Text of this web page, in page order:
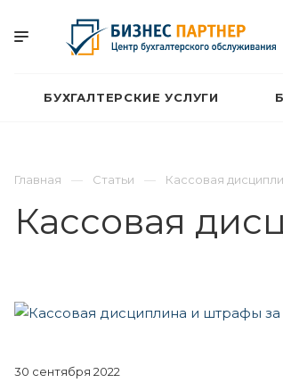
БУХГАЛТЕРСКИЕ УСЛУГИ
Главная Статьи Кассовая
Кассовая
30 сентября 2022